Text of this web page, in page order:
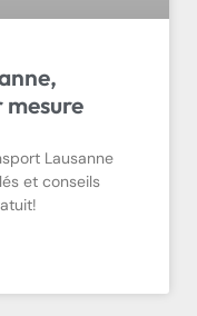
mesure
Lausanne
et conseils